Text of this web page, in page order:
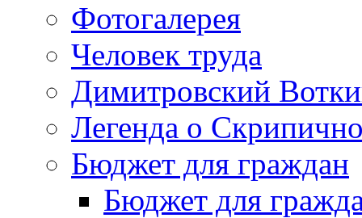
Фотогалерея
Человек труда
Димитровский
Легенда о
Бюджет для граждан
Бюджет для